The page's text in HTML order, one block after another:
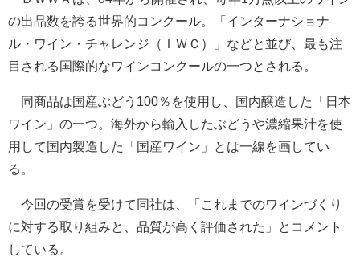
の出品数を誇る世界的コンクール。「インターナショナ
ル・ワイン・チャレンジ（ＩＷＣ）」などと並び、最も注
目される国際的なワインコンクールの一つとされる。
同商品は国産ぶどう100％を使用し、国内醸造した「日本
ワイン」の一つ。海外から輸入したぶどうや濃縮果汁を使
用して国内製造した「国産ワイン」とは一線を画してい
る。
今回の受賞を受けて同社は、「これまでのワインづくり
に対する取り組みと、品質が高く評価された」とコメント
している。